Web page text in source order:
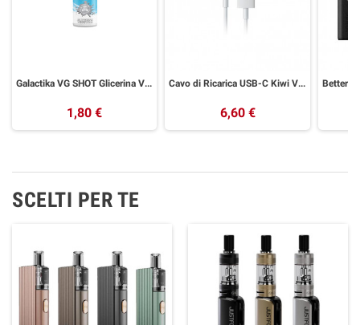
Galactika VG SHOT Glicerina Vegetale 30 ml
1,80 €
Cavo di Ricarica USB-C Kiwi Vapor
6,60 €
SCELTI PER TE